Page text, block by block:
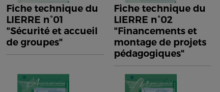
Fiche technique du
LIERRE n°01
"Sécurité et accueil
de groupes"
Fiche technique du
LIERRE n°02
"Financements et
montage de projets
pédagogiques"